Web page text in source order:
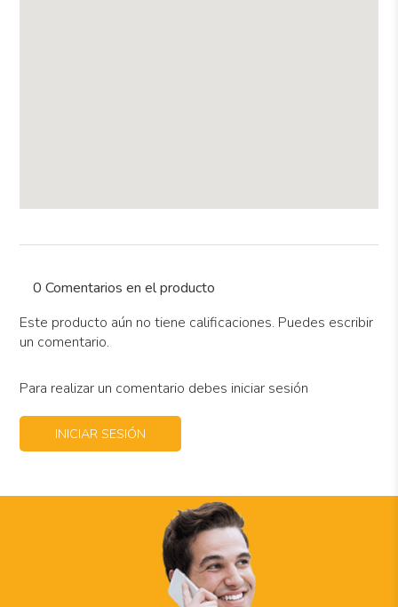
0 Comentarios en el producto
Este producto aún no tiene calificaciones. Puedes escribir
un comentario.
Para realizar un comentario debes iniciar sesión
INICIAR SESIÓN